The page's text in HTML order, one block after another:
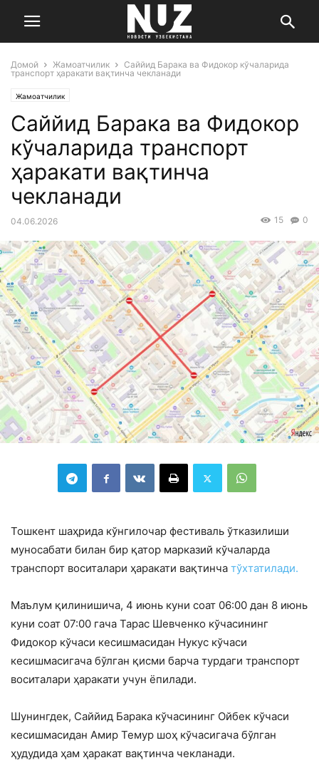
Домой Жамоатчилик
Саййид Барака ва Фидокор кўчаларида
транспорт ҳаракати вақтинча чекланади
Жамоатчилик
Саййид Барака ва Фидокор
кўчаларида транспорт
ҳаракати вақтинча
чекланади
04.06.2026 0
15
Тошкент шаҳрида кўнгилочар фестиваль ўтказилиши
муносабати билан бир қатор марказий кўчаларда
транспорт воситалари ҳаракати вақтинча тўхтатилади.
Маълум қилинишича, 4 июнь куни соат 06:00 дан 8 июнь
куни соат 07:00 гача Тарас Шевченко кўчасининг
Фидокор кўчаси кесишмасидан Нукус кўчаси
кесишмасигача бўлган қисми барча турдаги транспорт
воситалари ҳаракати учун ёпилади.
Шунингдек, Саййид Барака кўчасининг Ойбек кўчаси
кесишмасидан Амир Темур шоҳ кўчасигача бўлган
ҳудудида ҳам ҳаракат вақтинча чекланади.